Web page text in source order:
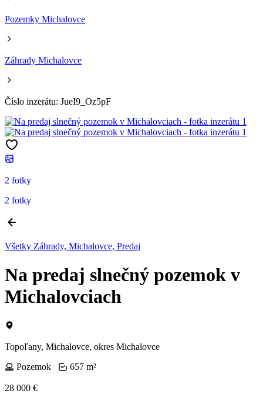
Pozemky Michalovce
Záhrady Michalovce
Číslo inzerátu: JueI9_Oz5pF
2 fotky
2 fotky
Všetky Záhrady, Michalovce, Predaj
Na predaj slnečný pozemok v
Michalovciach
Topoľany, Michalovce, okres Michalovce
Pozemok
657 m²
28 000 €